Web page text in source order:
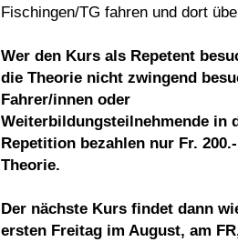
Fischingen/TG fahren und dort
Wer den Kurs als Repetent
die Theorie nicht zwingend
Fahrer/innen oder
Weiterbildungsteilnehmende in
Repetition bezahlen nur Fr.
Theorie.
Der nächste Kurs findet dann
ersten Freitag im August, am